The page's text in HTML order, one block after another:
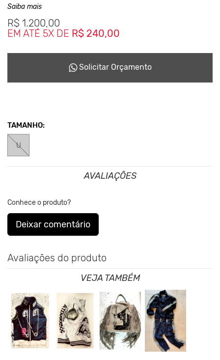
para ficarem prontas dependendo da disponiblidade do nosso
Este Conceito da Marca nasceu desde o inicio em 2001,
reciclando tudo que podia para não haver sobras que seriam
Saiba mais
R$ 1.200,00
EM ATÉ 5X DE R$ 240,00
Solicitar Orçamento
TAMANHO:
U
AVALIAÇÕES
Conhece o produto?
Deixar comentário
Avaliações do produto
VEJA TAMBÉM